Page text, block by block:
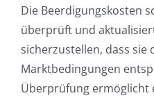
Die Beerdigungskosten
überprüft und
sicherzustellen, dass sie
Marktbedingungen
Überprüfung ermöglicht